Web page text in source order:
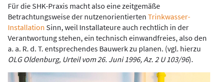
Für die SHK-Praxis macht also eine zeitgemäße
Betrachtungsweise der nutzen­orientierten Trinkwasser-
Installation Sinn, weil Installateure auch rechtlich in der
Verantwortung stehen, ein technisch ­einwandfreies, also den
a. a. R. d. T. entsprechendes Bauwerk zu planen. (vgl. hierzu
OLG Oldenburg, ­Urteil vom 26. Juni 1996, Az. 2 U 103/96).